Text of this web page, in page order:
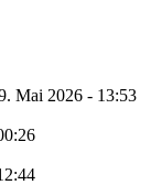
Mai 2026 - 13:53